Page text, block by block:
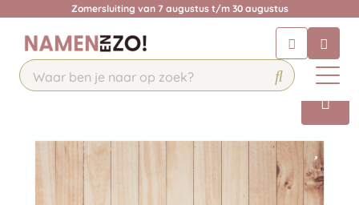
Zomersluiting van 7 augustus t/m 30 augustus
Chat 24/7 met onze chatbot voor
hulp
Contact